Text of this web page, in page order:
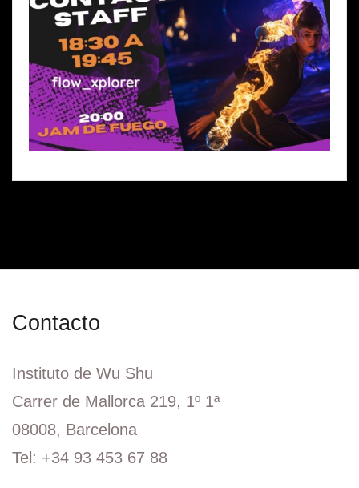
Contacto
Instituto de Wu Shu
Carrer de Mallorca 219, 1º 1ª
08008, Barcelona
Tel: +34 93 453 67 88